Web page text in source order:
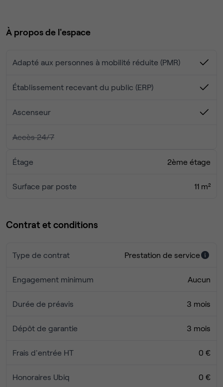
recevoir et vous proposer différents services
• Possibilité de louer une place de parking privative
À propos de l'espace
Adapté aux personnes à mobilité réduite (PMR)
Établissement recevant du public (ERP)
Ascenseur
Accès 24/7
Étage 2ème étage
Surface par poste 11 m²
Contrat et conditions
Type de contrat Prestation de service
Engagement minimum Aucun
Durée de préavis 3 mois
Dépôt de garantie 3 mois
Frais d'entrée HT 0 €
Honoraires Ubiq 0 €